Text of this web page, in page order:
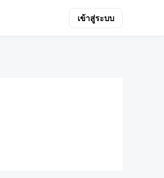
เข้าสู่ระบบ